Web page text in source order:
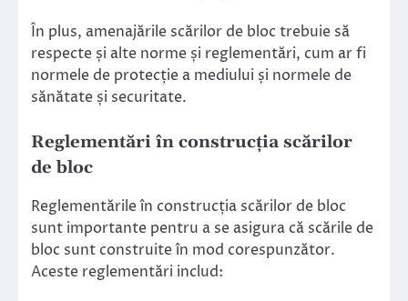
În plus, amenajările scărilor de bloc trebuie să
respecte și alte norme și reglementări, cum ar fi
normele de protecție a mediului și normele de
sănătate și securitate.
Reglementări în construcția scărilor
de bloc
Reglementările în construcția scărilor de bloc
sunt importante pentru a se asigura că scările de
bloc sunt construite în mod corespunzător.
Aceste reglementări includ: